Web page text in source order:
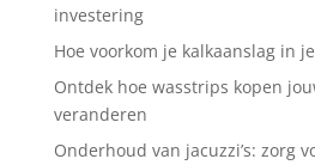
investering
Hoe voorkom je kalkaanslag in
Ontdek hoe wasstrips kopen
veranderen
Onderhoud van jacuzzi’s: zorg